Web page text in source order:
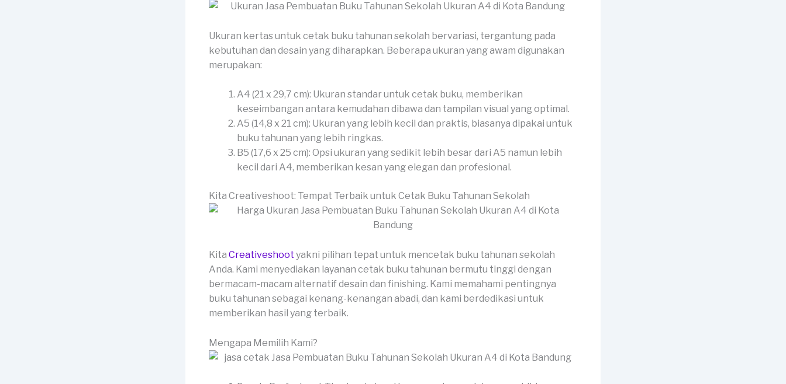
Ukuran kertas untuk cetak buku tahunan sekolah bervariasi, tergantung pada
kebutuhan dan desain yang diharapkan. Beberapa ukuran yang awam digunakan
merupakan:
A4 (21 x 29,7 cm): Ukuran standar untuk cetak buku, memberikan
keseimbangan antara kemudahan dibawa dan tampilan visual yang optimal.
A5 (14,8 x 21 cm): Ukuran yang lebih kecil dan praktis, biasanya dipakai untuk
buku tahunan yang lebih ringkas.
B5 (17,6 x 25 cm): Opsi ukuran yang sedikit lebih besar dari A5 namun lebih
kecil dari A4, memberikan kesan yang elegan dan profesional.
Kita Creativeshoot: Tempat Terbaik untuk Cetak Buku Tahunan Sekolah
Kita Creativeshoot yakni pilihan tepat untuk mencetak buku tahunan sekolah
Anda. Kami menyediakan layanan cetak buku tahunan bermutu tinggi dengan
bermacam-macam alternatif desain dan finishing. Kami memahami pentingnya
buku tahunan sebagai kenang-kenangan abadi, dan kami berdedikasi untuk
memberikan hasil yang terbaik.
Mengapa Memilih Kami?